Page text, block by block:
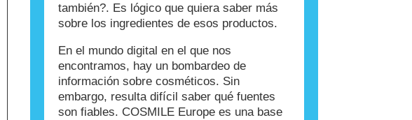
también?. Es lógico que quiera saber más
sobre los ingredientes de esos productos.
En el mundo digital en el que nos
encontramos, hay un bombardeo de
información sobre cosméticos. Sin
embargo, resulta difícil saber qué fuentes
son fiables. COSMILE Europe es una base